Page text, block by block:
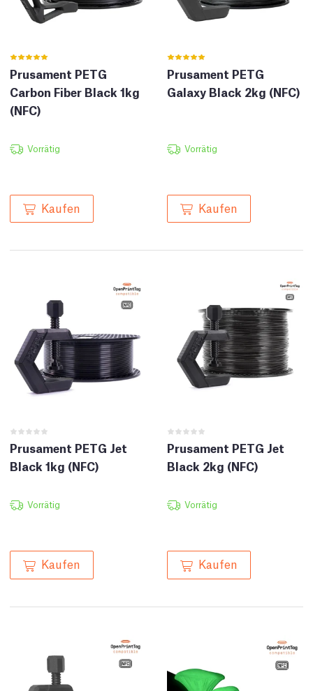
Prusament PETG
Carbon Fiber Black 1kg
(NFC)
Vorrätig
Kaufen
Prusament PETG
Galaxy Black 2kg (NFC)
Vorrätig
Kaufen
Prusament PETG Jet
Black 1kg (NFC)
Vorrätig
Kaufen
Prusament PETG Jet
Black 2kg (NFC)
Vorrätig
Kaufen